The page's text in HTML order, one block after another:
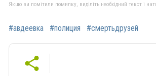
Якщо ви помітили помилку, виділіть необхідний текст і
#авдеевка #полиция #смертьдрузей